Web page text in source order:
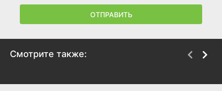
ОТПРАВИТЬ
Смотрите также: